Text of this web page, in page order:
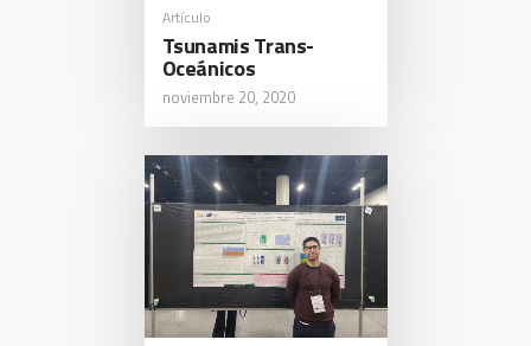
Artículo
Tsunamis Trans-
Oceánicos
noviembre 20, 2020